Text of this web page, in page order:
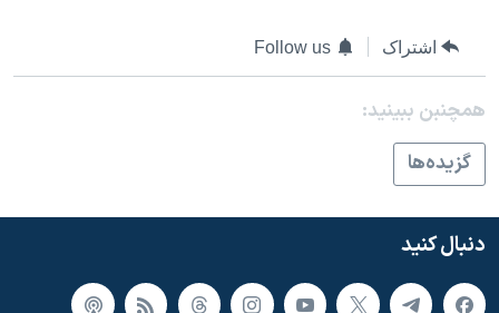
اشتراک Follow us
همچنبن ببینید:
گزيده‌ها
دنبال کنید